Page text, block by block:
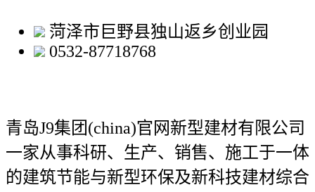
菏泽市巨野县独山返乡创业园
0532-87718768
青岛J9集团(china)官网新型建材有限公司
一家从事科研、生产、销售、施工于一体
的建筑节能与新型环保及新科技建材综合